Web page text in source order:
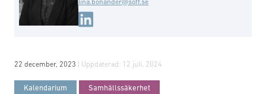
lina.bonander@soff.se
22 december, 2023 | Uppdaterad: 12 juli, 2024
Kalendarium Samhällssäkerhet